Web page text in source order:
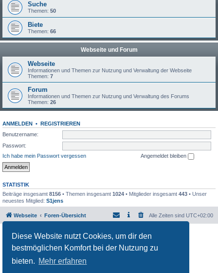
Diese Website nutzt Cookies, um dir den
bestmöglichen Komfort bei der Nutzung zu
bieten. Mehr erfahren
Suche
Themen: 50
Biete
Themen: 66
Webseite und Forum
Webseite
Informationen und Themen zur Nutzung und Verwaltung der Webseite
Themen: 7
Forum
Informationen und Themen zur Nutzung und Verwaltung des Forums
Themen: 26
ANMELDEN •
REGISTRIEREN
Benutzername:
Passwort:
Ich habe mein Passwort vergessen
Angemeldet bleiben
STATISTIK
Beiträge insgesamt 8156 • Themen insgesamt 1024 • Mitglieder insgesamt 443 • Unser
neuestes Mitglied: S1jens
Webseite Foren-Übersicht Alle Zeiten sind UTC+02:00
Powered by phpBB
® Forum Software © phpBB Limited
Datenschutz|Nutzungsbedingungen